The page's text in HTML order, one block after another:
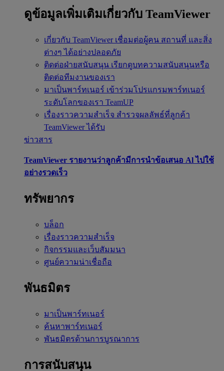
ดูข้อมูลเพิ่มเติมเกี่ยวกับ TeamViewer
เกี่ยวกับ TeamViewer เชื่อมต่อผู้คน สถานที่ และสิ่ง
ต่างๆ ได้อย่างปลอดภัย
ติดต่อฝ่ายสนับสนุน เรียกดูบทความสนับสนุนหรือ
ติดต่อทีมงานของเรา
มาเป็นพาร์ทเนอร์ เข้าร่วมโปรแกรมพาร์ทเนอร์
ระดับโลกของเรา TeamUP
เรื่องราวความสำเร็จ สำรวจผลลัพธ์ที่ลูกค้า
TeamViewer ได้รับ
ข่าวสาร
TeamViewer รายงานว่าลูกค้ามีการนำข้อเสนอ Al ไปใช้
อย่างรวดเร็ว
ทรัพยากร
บล็อก
เรื่องราวความสำเร็จ
กิจกรรมและเว็บสัมมนา
ศูนย์ความน่าเชื่อถือ
พันธมิตร
มาเป็นพาร์ทเนอร์
ค้นหาพาร์ทเนอร์
พันธมิตรด้านการบูรณาการ
การสนับสนุน